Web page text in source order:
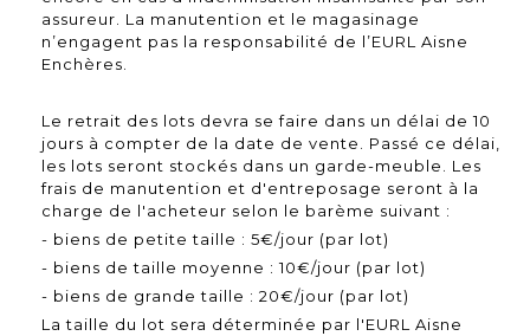
assureur. La manutention et le magasinage
n’engagent pas la responsabilité de l’EURL Aisne
Enchères.
Le retrait des lots devra se faire dans un délai de 10
jours à compter de la date de vente. Passé ce délai,
les lots seront stockés dans un garde-meuble. Les
frais de manutention et d'entreposage seront à la
charge de l'acheteur selon le barème suivant :
- biens de petite taille : 5€/jour (par lot)
- biens de taille moyenne : 10€/jour (par lot)
- biens de grande taille : 20€/jour (par lot)
La taille du lot sera déterminée par l'EURL Aisne